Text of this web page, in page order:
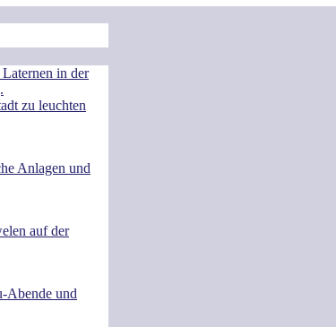
zu leuchten
Anlagen und
auf der
Abende und